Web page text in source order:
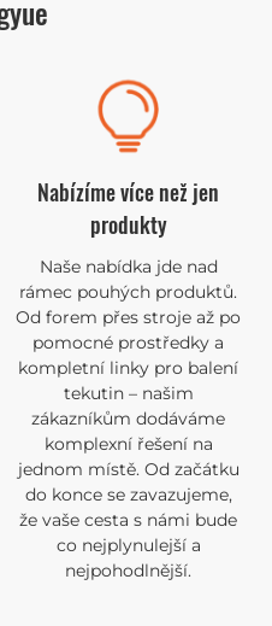
Nabízíme více než jen
produkty
Naše nabídka jde nad
rámec pouhých produktů.
Od forem přes stroje až po
pomocné prostředky a
kompletní linky pro balení
tekutin – našim
zákazníkům dodáváme
komplexní řešení na
jednom místě. Od začátku
do konce se zavazujeme,
že vaše cesta s námi bude
co nejplynulejší a
nejpohodlnější.